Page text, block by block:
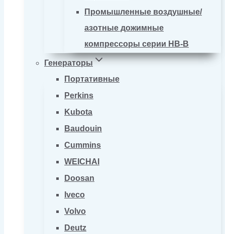
Промышленные воздушные/
азотные дожимные
компрессоры серии HB-B
Генераторы
Портативные
Perkins
Kubota
Baudouin
Cummins
WEICHAI
Doosan
Iveco
Volvo
Deutz